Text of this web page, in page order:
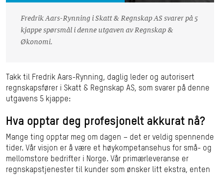
Fredrik Aars-Rynning i Skatt & Regnskap AS svarer på 5
kjappe spørsmål i denne utgaven av Regnskap &
Økonomi.
Takk til Fredrik Aars-Rynning, daglig leder og autorisert
regnskapsfører i Skatt & Regnskap AS, som svarer på denne
utgavens 5 kjappe:
Hva opptar deg profesjonelt akkurat nå?
Mange ting opptar meg om dagen – det er veldig spennende
tider. Vår visjon er å være et høykompetansehus for små- og
mellomstore bedrifter i Norge. Vår primærleveranse er
regnskapstjenester til kunder som ønsker litt ekstra, enten